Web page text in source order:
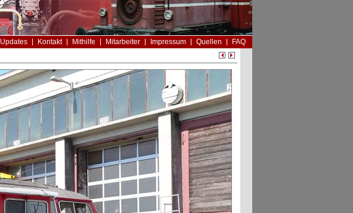
Updates Kontakt Mithilfe Mitarbeiter Impressum Quellen
FAQ